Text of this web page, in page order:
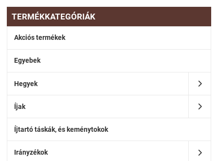
TERMÉKKATEGÓRIÁK
Akciós termékek
Egyebek
Hegyek
Íjak
Íjtartó táskák, és keménytokok
Irányzékok